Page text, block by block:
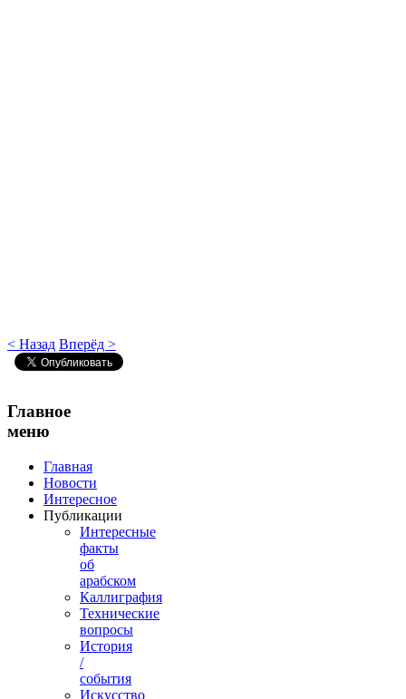
< Назад Вперёд >
Главное
меню
Главная
Новости
Интересное
Публикации
Интересные
факты
об
арабском
Каллиграфия
Технические
вопросы
История
/
события
Искусство